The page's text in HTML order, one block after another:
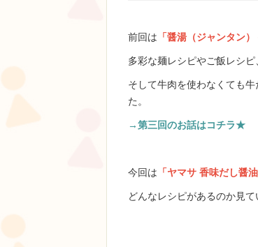
前回は 「醤湯（ジャンタン）
多彩な麺レシピやご飯レシ
そして牛肉を使わなくても
た。
→第三回のお話はコチラ★
今回は 「ヤマサ 香味だし醤
どんなレシピがあるのか見て